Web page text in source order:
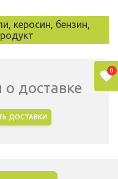
керосин, бензин,
доставке
ДОСТАВКИ
0